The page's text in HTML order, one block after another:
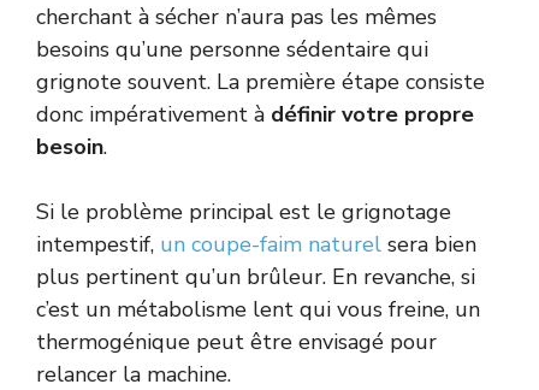
cherchant à sécher n’aura pas les mêmes
besoins qu’une personne sédentaire qui
grignote souvent. La première étape consiste
donc impérativement à définir votre propre
besoin.
Si le problème principal est le grignotage
intempestif, un coupe-faim naturel sera bien
plus pertinent qu’un brûleur. En revanche, si
c’est un métabolisme lent qui vous freine, un
thermogénique peut être envisagé pour
relancer la machine.